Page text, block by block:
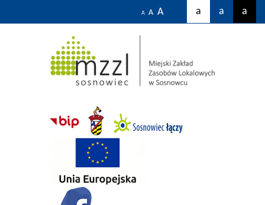
A A A a a a